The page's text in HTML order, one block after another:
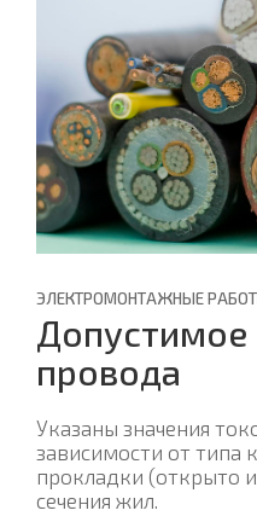
ЭЛЕКТРОМОНТАЖНЫЕ
Допустимое
провода
Указаны значения
зависимости от типа
прокладки (открыто
сечения жил.